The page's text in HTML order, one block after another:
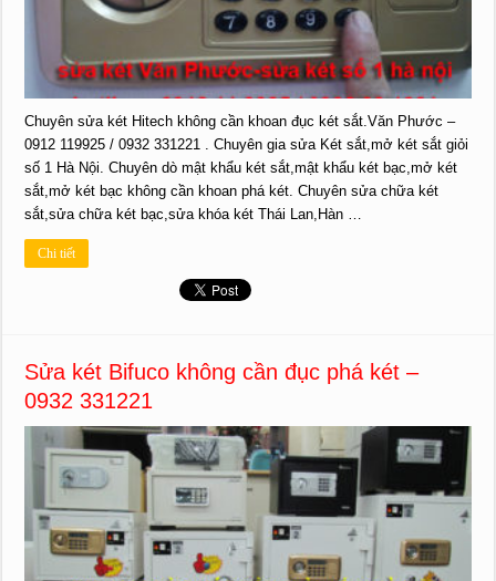
Chuyên sửa két Hitech không cần khoan đục két sắt.Văn Phước –
0912 119925 / 0932 331221 . Chuyên gia sửa Két sắt,mở két sắt giỏi
số 1 Hà Nội. Chuyên dò mật khẩu két sắt,mật khẩu két bạc,mở két
sắt,mở két bạc không cần khoan phá két. Chuyên sửa chữa két
sắt,sửa chữa két bạc,sửa khóa két Thái Lan,Hàn …
Chi tiết
Sửa két Bifuco không cần đục phá két –
0932 331221